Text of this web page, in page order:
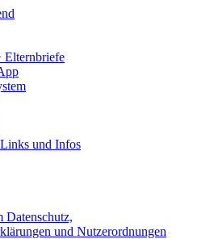
Elternbriefe
und Infos
Datenschutz,
und Nutzerordnungen